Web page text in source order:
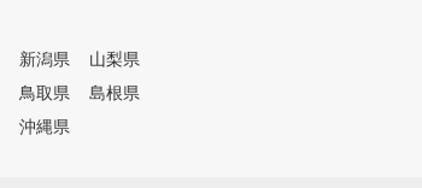
新潟県
山梨県
鳥取県
島根県
沖縄県